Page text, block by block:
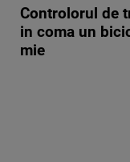
Controlorul de
in coma un
mie